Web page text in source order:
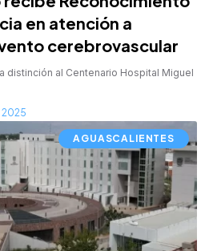
en atención a
cerebrovascular
distinción al Centenario Hospital Miguel
2025
AGUASCALIENTES